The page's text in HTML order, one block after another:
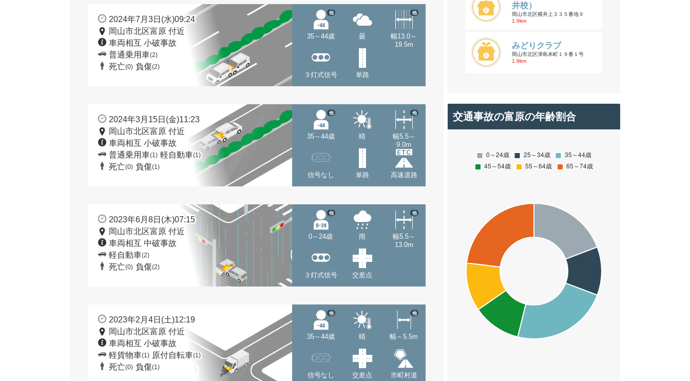
2024年7月3日(水)09:24
岡山市北区富原 付近
車両相互 小破事故
普通乗用車(2)
死亡(0) 負傷(2)
35～44歳
他
曇
幅13.0～
19.5m
他
３灯式信号 単路
2024年3月15日(金)11:23
岡山市北区富原 付近
車両相互 小破事故
普通乗用車(1) 軽自動車(1)
死亡(0) 負傷(1)
35～44歳
他
晴
幅5.5～
9.0m
他
信号なし 単路 高速道路
2023年6月8日(木)07:15
岡山市北区富原 付近
車両相互 中破事故
軽自動車(2)
死亡(0) 負傷(2)
0～24歳
他
雨
幅5.5～
13.0m
他
３灯式信号 交差点
2023年2月4日(土)12:19
岡山市北区富原 付近
車両相互 小破事故
軽貨物車(1) 原付自転車(1)
死亡(0) 負傷(1)
35～44歳
他
晴 幅～5.5m
他
信号なし 交差点 市町村道
井校）
岡山市北区横井上３３５番地９
1.9km
みどりクラブ
岡山市北区津島本町１９番１号
1.9km
交通事故の富原の年齢割合